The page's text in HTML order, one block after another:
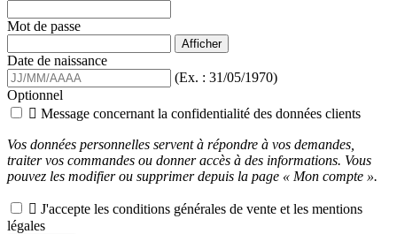
Mot de passe
Afficher
Date de naissance
(Ex. : 31/05/1970)
Optionnel
 Message concernant la confidentialité des données clients
Vos données personnelles servent à répondre à vos demandes,
traiter vos commandes ou donner accès à des informations. Vous
pouvez les modifier ou supprimer depuis la page « Mon compte ».
 J'accepte les conditions générales de vente et les mentions
légales